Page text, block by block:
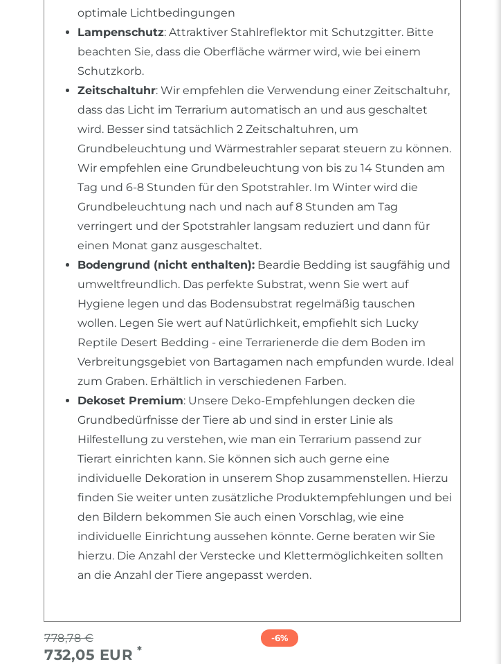
optimale Lichtbedingungen
Lampenschutz: Attraktiver Stahlreflektor mit Schutzgitter. Bitte
beachten Sie, dass die Oberfläche wärmer wird, wie bei einem
Schutzkorb.
Zeitschaltuhr: Wir empfehlen die Verwendung einer Zeitschaltuhr,
dass das Licht im Terrarium automatisch an und aus geschaltet
wird. Besser sind tatsächlich 2 Zeitschaltuhren, um
Grundbeleuchtung und Wärmestrahler separat steuern zu können.
Wir empfehlen eine Grundbeleuchtung von bis zu 14 Stunden am
Tag und 6-8 Stunden für den Spotstrahler. Im Winter wird die
Grundbeleuchtung nach und nach auf 8 Stunden am Tag
verringert und der Spotstrahler langsam reduziert und dann für
einen Monat ganz ausgeschaltet.
Bodengrund (nicht enthalten): Beardie Bedding ist saugfähig und
umweltfreundlich. Das perfekte Substrat, wenn Sie wert auf
Hygiene legen und das Bodensubstrat regelmäßig tauschen
wollen. Legen Sie wert auf Natürlichkeit, empfiehlt sich Lucky
Reptile Desert Bedding - eine Terrarienerde die dem Boden im
Verbreitungsgebiet von Bartagamen nach empfunden wurde. Ideal
zum Graben. Erhältlich in verschiedenen Farben.
Dekoset Premium: Unsere Deko-Empfehlungen decken die
Grundbedürfnisse der Tiere ab und sind in erster Linie als
Hilfestellung zu verstehen, wie man ein Terrarium passend zur
Tierart einrichten kann. Sie können sich auch gerne eine
individuelle Dekoration in unserem Shop zusammenstellen. Hierzu
finden Sie weiter unten zusätzliche Produktempfehlungen und bei
den Bildern bekommen Sie auch einen Vorschlag, wie eine
individuelle Einrichtung aussehen könnte. Gerne beraten wir Sie
hierzu. Die Anzahl der Verstecke und Klettermöglichkeiten sollten
an die Anzahl der Tiere angepasst werden.
778,78 €
732,05 EUR *
-6%